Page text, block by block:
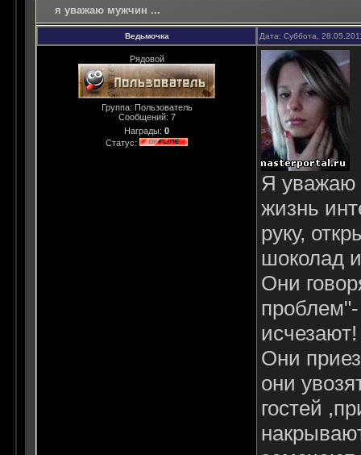
я уважаю мужчин ...
Ведьмочка Дата: Суббота,
Рядовой
Группа: Пользователь
Сообщений: 7
Награды: 0
Статус:
Я уважаю
жизнь
руку,
шоколад
Они
исчезают!
Они
они
гостей